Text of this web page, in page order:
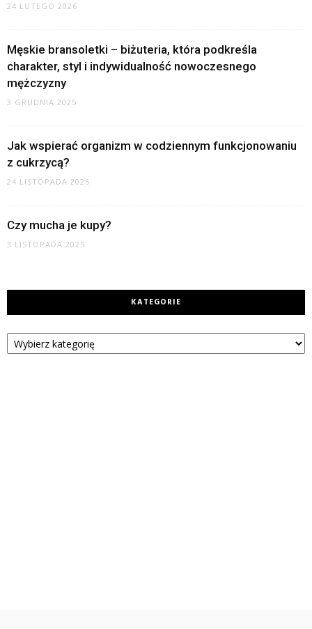
24 LUTEGO 2026
Męskie bransoletki – biżuteria, która podkreśla
charakter, styl i indywidualność nowoczesnego
mężczyzny
3 GRUDNIA 2025
Jak wspierać organizm w codziennym funkcjonowaniu
z cukrzycą?
24 LISTOPADA 2025
Czy mucha je kupy?
3 LISTOPADA 2025
KATEGORIE
Kategorie